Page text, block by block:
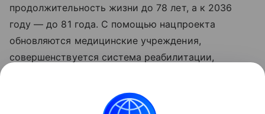
продолжительность жизни до 78 лет, а к 2036
году — до 81 года. С помощью нацпроекта
обновляются медицинские учреждения,
совершенствуется система реабилитации,
исследовательских центров, идет работа
по цифровизации здравоохранения. Обновленные